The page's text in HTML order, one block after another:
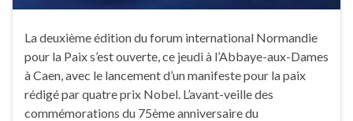
La deuxième édition du forum international Normandie
pour la Paix s’est ouverte, ce jeudi à l’Abbaye-aux-Dames
à Caen, avec le lancement d’un manifeste pour la paix
rédigé par quatre prix Nobel. L’avant-veille des
commémorations du 75ème anniversaire du